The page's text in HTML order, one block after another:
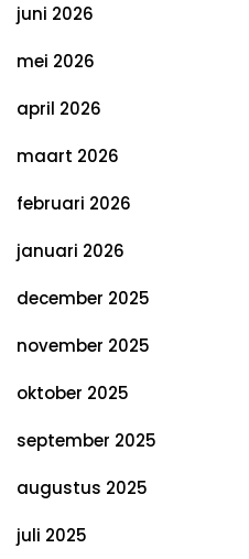
juni 2026
mei 2026
april 2026
maart 2026
februari 2026
januari 2026
december 2025
november 2025
oktober 2025
september 2025
augustus 2025
juli 2025